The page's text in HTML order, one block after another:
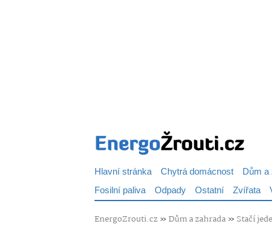
Hlavní stránka Chytrá domácnost Dům
Fosilní paliva Odpady Ostatní Zvířata
EnergoZrouti.cz»Dům a zahrada» Stačí